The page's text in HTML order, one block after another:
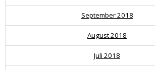
September 2018
August 2018
Juli 2018